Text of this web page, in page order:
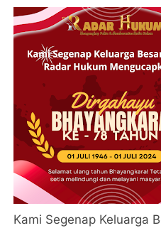
Kami Segenap Keluarga